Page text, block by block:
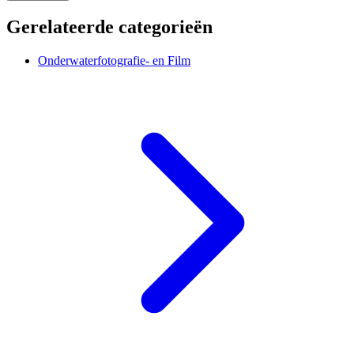
Gerelateerde categorieën
Onderwaterfotografie- en Film